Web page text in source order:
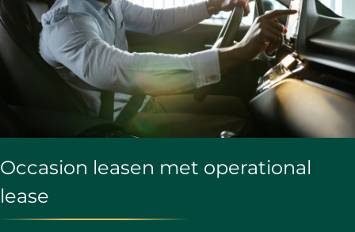
Occasion leasen met operational
lease